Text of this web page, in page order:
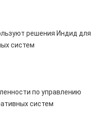
решения Индид для
систем
по управлению
систем